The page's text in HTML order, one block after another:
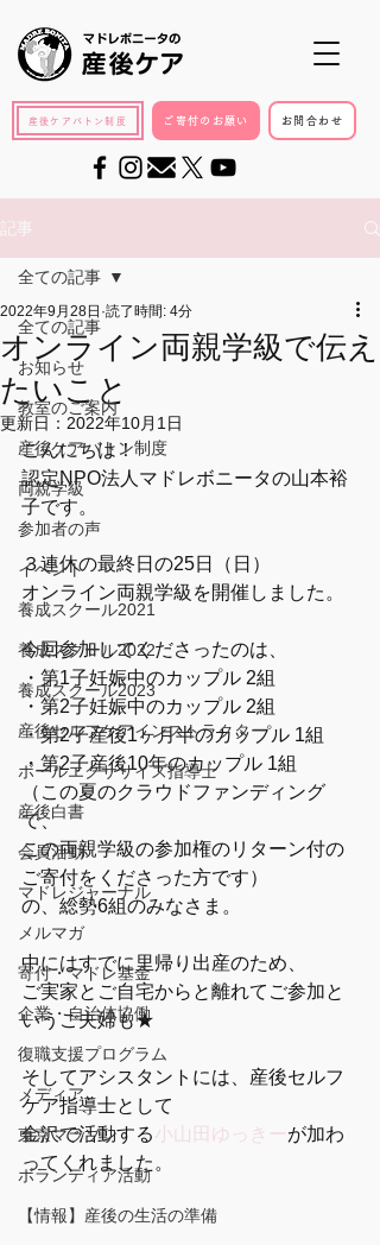
産後ケアバトン制度 ご寄付のお願い お問合わせ
記事
全ての記事
お知らせ
教室のご案内
産後ケアバトン制度
両親学級
参加者の声
イベント
養成スクール2021
養成スクール2022
養成スクール2023
産後セルフケアインストラクター
ボールエクササイズ指導士
産後白書
会員活動
マドレジャーナル
メルマガ
寄付・マドレ基金
企業・自治体協働
復職支援プログラム
メディア
東京マラソン
ボランティア活動
【情報】産後の生活の準備
全ての記事
オンライン両親学級で伝え
たいこと
2022年9月28日 読了時間: 4分
更新日： 2022年10月1日
こんにちは！
認定NPO法人マドレボニータの山本裕
子です。
３連休の最終日の25日（日）
オンライン両親学級を開催しました。
今回参加してくださったのは、
・第1子妊娠中のカップル 2組
・第2子妊娠中のカップル 2組
・第2子産後1ヶ月半のカップル 1組
・第2子産後10年のカップル 1組
（この夏のクラウドファンディング
で、
この両親学級の参加権のリターン付の
ご寄付をくださった方です）
の、総勢6組のみなさま。
中にはすでに里帰り出産のため、
ご実家とご自宅からと離れてご参加と
いうご夫婦も★
そしてアシスタントには、産後セルフ
ケア指導士として
金沢で活動する小山田ゆっきーが加わ
ってくれました。